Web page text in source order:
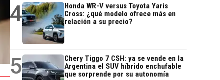
4
Honda WR-V versus Toyota Yaris
Cross: ¿qué modelo ofrece más en
relación a su precio?
5
Chery Tiggo 7 CSH: ya se vende en la
Argentina el SUV híbrido enchufable
que sorprende por su autonomía